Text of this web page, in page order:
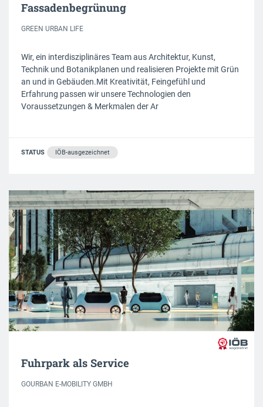
Fassadenbegrünung
GREEN URBAN LIFE
Wir, ein interdisziplinäres Team aus Architektur, Kunst,
Technik und Botanikplanen und realisieren Projekte mit Grün
an und in Gebäuden.Mit Kreativität, Feingefühl und
Erfahrung passen wir unsere Technologien den
Voraussetzungen & Merkmalen der Ar
STATUS IÖB-ausgezeichnet
Fuhrpark als Service
GOURBAN E-MOBILITY GMBH